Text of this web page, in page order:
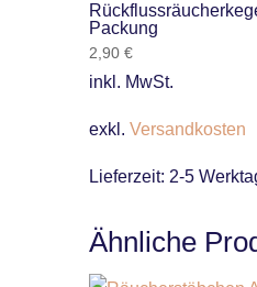
Packung
2,90 €
inkl. MwSt.
exkl. Versandkosten
Lieferzeit: 2-5
Ähnliche